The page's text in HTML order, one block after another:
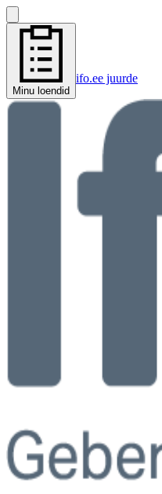
Minu loendid
ifo.ee juurde